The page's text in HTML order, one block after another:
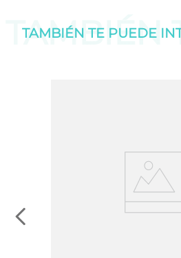
TAMBIÉN TE PUEDE